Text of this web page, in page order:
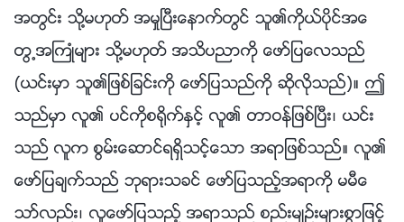
အတြင္း သို႔မဟုတ္ အမႈၿပီးေနာက္တြင္ သူ၏ကိုယ္ပိုင္အေ
တြ႕အႀကဳံမ်ား သို႔မဟုတ္ အသိပညာကို ေဖာ္ျပေလသည္
(ယင္းမွာ သူ၏ျဖစ္ျခင္းကို ေဖာ္ျပသည္ကို ဆိုလိုသည္)။ ဤ
သည္မွာ လူ၏ ပင္ကိုစ႐ိုက္ႏွင့္ လူ၏ တာဝန္ျဖစ္ၿပီး၊ ယင္း
သည္ လူက စြမ္းေဆာင္ရရွိသင့္ေသာ အရာျဖစ္သည္။ လူ၏
ေဖာ္ျပခ်က္သည္ ဘုရားသခင္ ေဖာ္ျပသည့္အရာကို မမီေ
သာ္လည္း၊ လူေဖာ္ျပသည့္ အရာသည္ စည္းမ်ဥ္းမ်ားစြာျဖင့္